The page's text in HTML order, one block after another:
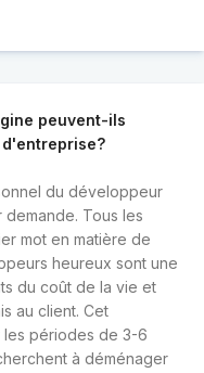
peuvent-ils
du développeur
Tous les
mot en matière de
heureux sont une
du coût de la vie et
au client. Cet
les périodes de 3-6
à déménager